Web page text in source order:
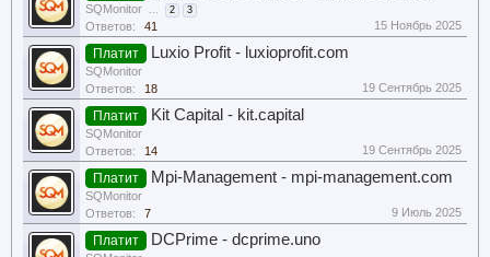
SQMonitor ... 2 3
Ответов: 41 15 Ноябрь 2025
Платит Luxio Profit - luxioprofit.com
SQMonitor
Ответов:
18 19 Сентябрь 2025
Платит Kit Capital - kit.capital
SQMonitor
Ответов:
14 19 Сентябрь 2025
Платит Mpi-Management - mpi-management.com
SQMonitor
Ответов:
7 9 Июль 2025
Платит DCPrime - dcprime.uno